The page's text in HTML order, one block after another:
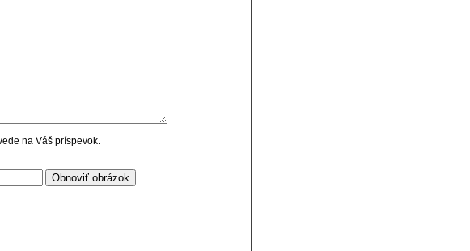
na Váš príspevok.